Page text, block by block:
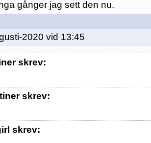
gånger jag sett den nu.
2020 vid 13:45
skrev:
skrev:
skrev: